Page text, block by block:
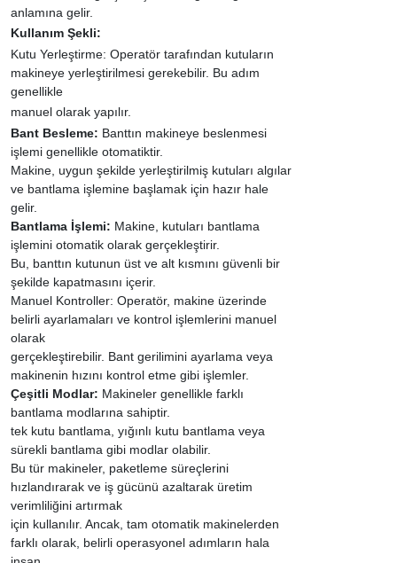
anlamına gelir.
Kullanım Şekli:
Kutu Yerleştirme: Operatör tarafından kutuların
makineye yerleştirilmesi gerekebilir. Bu adım
genellikle
manuel olarak yapılır.
Bant Besleme: Banttın makineye beslenmesi
işlemi genellikle otomatiktir.
Makine, uygun şekilde yerleştirilmiş kutuları algılar
ve bantlama işlemine başlamak için hazır hale
gelir.
Bantlama İşlemi: Makine, kutuları bantlama
işlemini otomatik olarak gerçekleştirir.
Bu, banttın kutunun üst ve alt kısmını güvenli bir
şekilde kapatmasını içerir.
Manuel Kontroller: Operatör, makine üzerinde
belirli ayarlamaları ve kontrol işlemlerini manuel
olarak
gerçekleştirebilir. Bant gerilimini ayarlama veya
makinenin hızını kontrol etme gibi işlemler.
Çeşitli Modlar: Makineler genellikle farklı
bantlama modlarına sahiptir.
tek kutu bantlama, yığınlı kutu bantlama veya
sürekli bantlama gibi modlar olabilir.
Bu tür makineler, paketleme süreçlerini
hızlandırarak ve iş gücünü azaltarak üretim
verimliliğini artırmak
için kullanılır. Ancak, tam otomatik makinelerden
farklı olarak, belirli operasyonel adımların hala